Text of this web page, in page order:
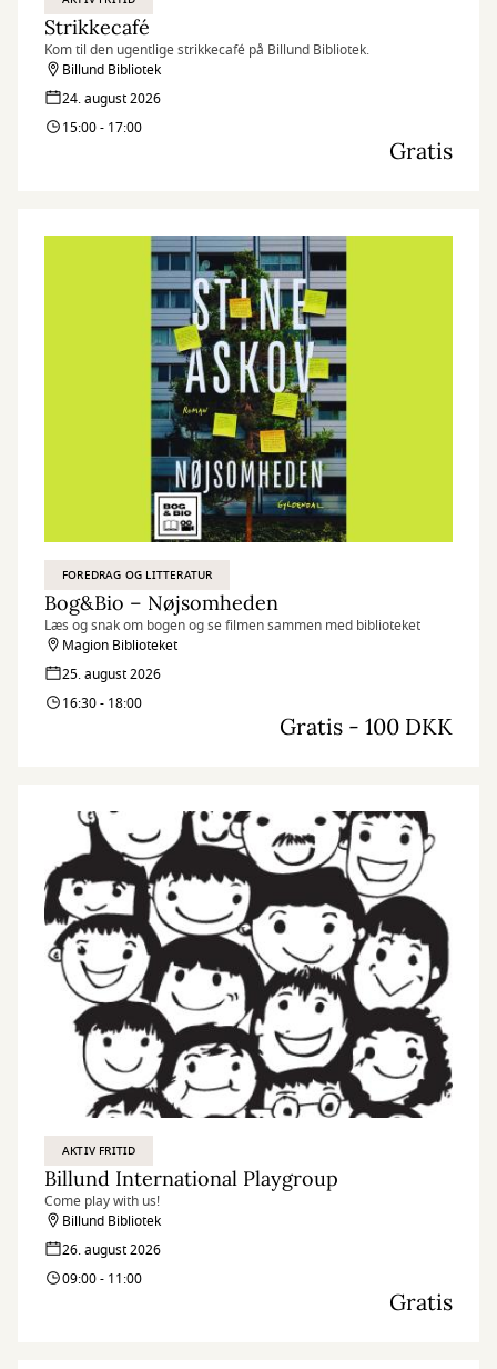
Strikkecafé
Kom til den ugentlige strikkecafé på Billund Bibliotek.
Billund Bibliotek
24. august 2026
15:00 - 17:00
Gratis
FOREDRAG OG LITTERATUR
Bog&Bio – Nøjsomheden
Læs og snak om bogen og se filmen sammen med biblioteket
Magion Biblioteket
25. august 2026
16:30 - 18:00
Gratis - 100 DKK
AKTIV FRITID
Billund International Playgroup
Come play with us!
Billund Bibliotek
26. august 2026
09:00 - 11:00
Gratis